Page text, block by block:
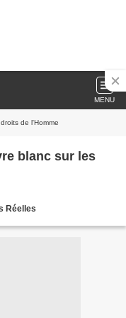
MENU
de l'Homme
blanc sur les
Réelles